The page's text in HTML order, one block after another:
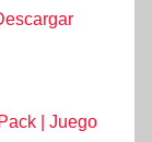
| Juego